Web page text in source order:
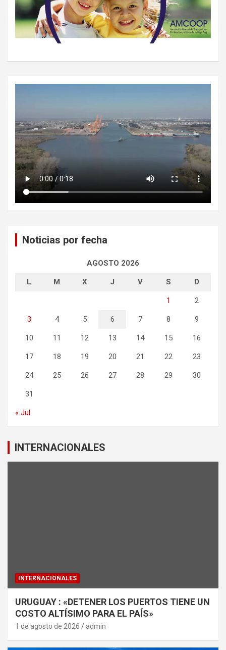
Noticias por fecha
AGOSTO 2026
L M X J V S D
1 2
3 4 5 6 7 8 9
10 11 12 13 14 15 16
17 18 19 20 21 22 23
24 25 26 27 28 29 30
31
« Jul
INTERNACIONALES
INTERNACIONALES
URUGUAY : «DETENER LOS PUERTOS TIENE UN
COSTO ALTÍSIMO PARA EL PAÍS»
1 de agosto de 2026 admin